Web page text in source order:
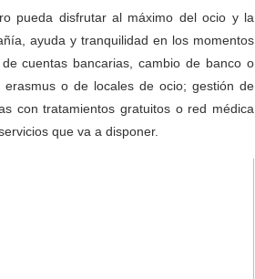
pueda disfrutar al máximo del ocio y la
ayuda y tranquilidad en los momentos
cuentas bancarias, cambio de banco o
erasmus o de locales de ocio; gestión de
con tratamientos gratuitos o red médica
que va a disponer.